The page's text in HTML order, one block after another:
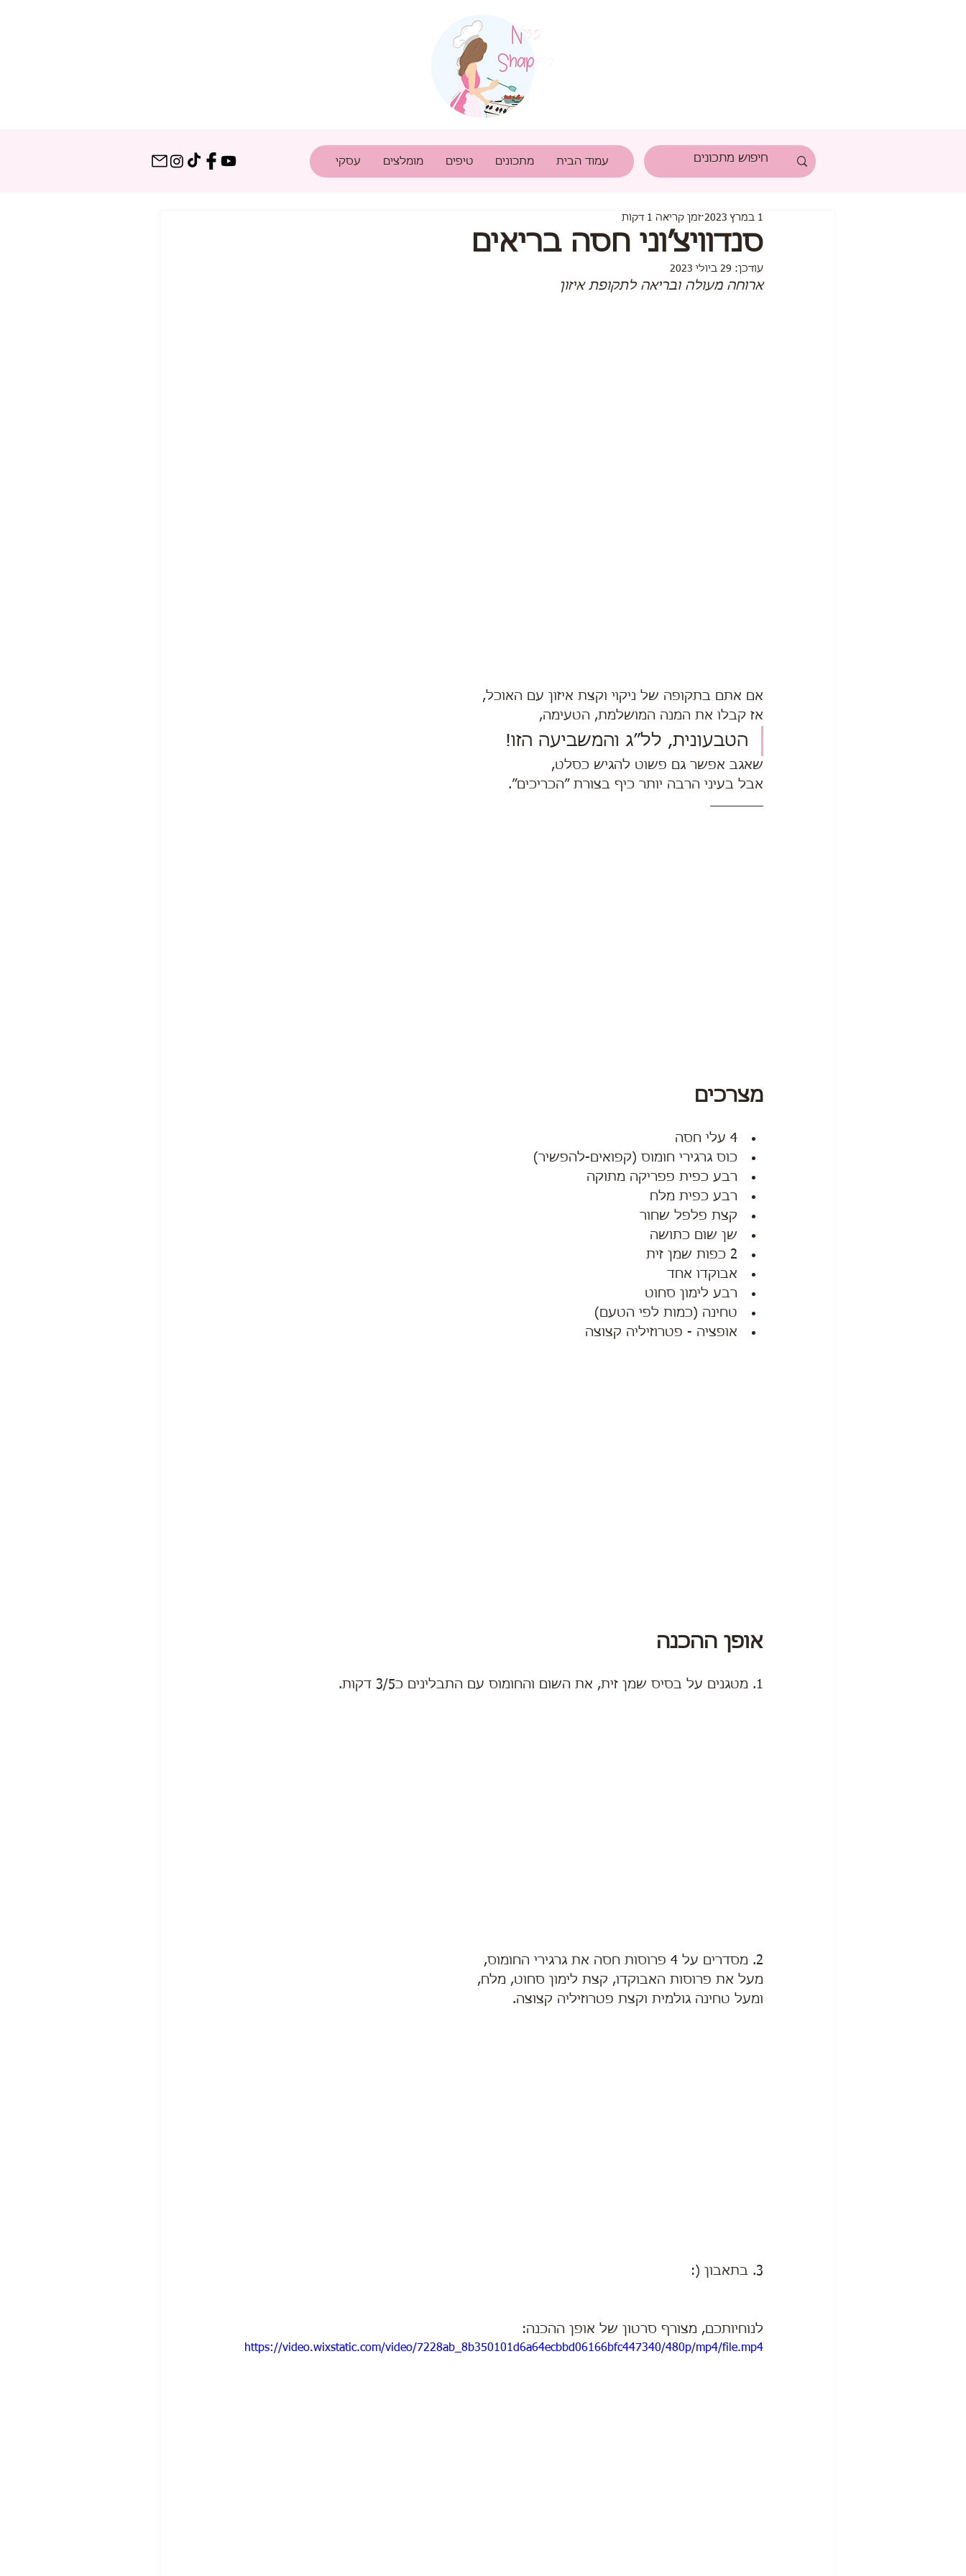
עמוד הבית מתכונים טיפים מומלצים עסקי
סנדוויצ׳וני חסה בריאים
1 במרץ 2023 זמן קריאה 1 דקות
עודכן: 29 ביולי 2023
ארוחה מעולה ובריאה לתקופת איזון
אם אתם בתקופה של ניקוי וקצת איזון עם האוכל,
אז קבלו את המנה המושלמת, הטעימה,
הטבעונית, לל״ג והמשביעה הזו!
שאגב אפשר גם פשוט להגיש כסלט,
אבל בעיני הרבה יותר כיף בצורת ״הכריכים״.
מצרכים
4 עלי חסה
כוס גרגירי חומוס (קפואים-להפשיר)
רבע כפית פפריקה מתוקה
רבע כפית מלח
קצת פלפל שחור
שן שום כתושה
2 כפות שמן זית
אבוקדו אחד
רבע לימון סחוט
טחינה (כמות לפי הטעם)
אופציה - פטרוזיליה קצוצה
אופן ההכנה
1. מטגנים על בסיס שמן זית, את השום והחומוס עם התבלינים כ3/5 דקות.
2. מסדרים על 4 פרוסות חסה את גרגירי החומוס,
מעל את פרוסות האבוקדו, קצת לימון סחוט, מלח,
ומעל טחינה גולמית וקצת פטרוזיליה קצוצה.
3. בתאבון (:
לנוחיותכם, מצורף סרטון של אופן ההכנה:
https://video.wixstatic.com/video/7228ab_8b350101d6a64ecbbd06166bfc447340/480p/mp4/file.mp4